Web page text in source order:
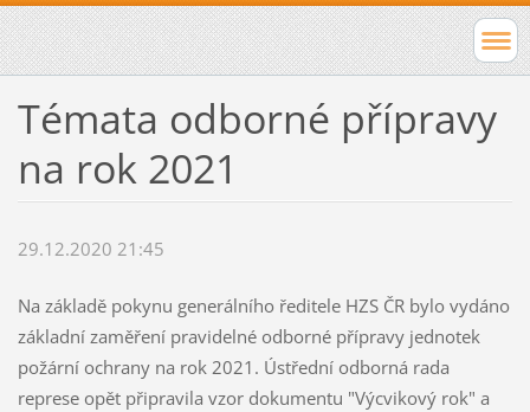
Témata odborné přípravy
na rok 2021
29.12.2020 21:45
Na základě pokynu generálního ředitele HZS ČR bylo vydáno
základní zaměření pravidelné odborné přípravy jednotek
požární ochrany na rok 2021. Ústřední odborná rada
represe opět připravila vzor dokumentu "Výcvikový rok" a